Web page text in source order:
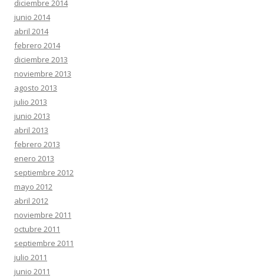
diciembre 2014
junio 2014
abril 2014
febrero 2014
diciembre 2013
noviembre 2013
agosto 2013
julio 2013
junio 2013
abril 2013
febrero 2013
enero 2013
septiembre 2012
mayo 2012
abril 2012
noviembre 2011
octubre 2011
septiembre 2011
julio 2011
junio 2011